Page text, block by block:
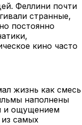
Феллини почти
странные,
постоянно
кино часто
жизнь как смесь
наполнены
и ощущением
из самых